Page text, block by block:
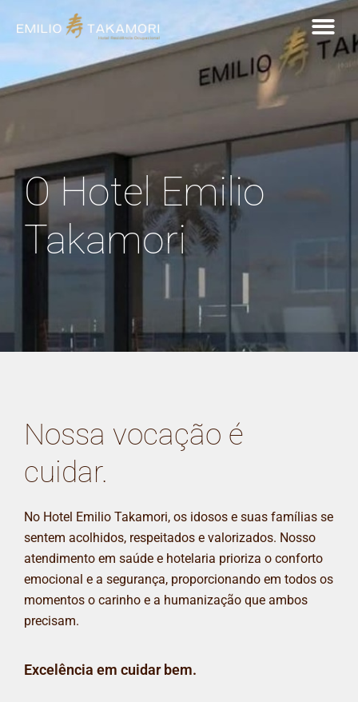
O Hotel Emilio
Takamori
Nossa vocação é
cuidar.
No Hotel Emilio Takamori, os idosos e suas famílias se
sentem acolhidos, respeitados e valorizados. Nosso
atendimento em saúde e hotelaria prioriza o conforto
emocional e a segurança, proporcionando em todos os
momentos o carinho e a humanização que ambos
precisam.
Excelência em cuidar bem.